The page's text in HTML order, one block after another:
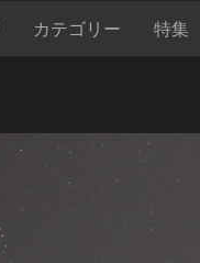
カテゴリー 特集